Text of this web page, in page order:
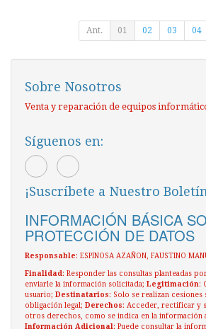
Ant. 01 02 03 04
Sobre Nosotros
Venta y reparación de equipos
Síguenos en:
¡Suscríbete a Nuestro
INFORMACIÓN BÁSICA
PROTECCIÓN DE DATOS
Responsable: ESPINOSA AZAÑON, FAUSTINO
Finalidad: Responder las consultas planteadas
enviarle la información solicitada; Legitimación:
usuario; Destinatarios: Solo se realizan cesiones
obligación legal; Derechos: Acceder, rectificar y
otros derechos, como se indica en la información
Información Adicional: Puede consultar la